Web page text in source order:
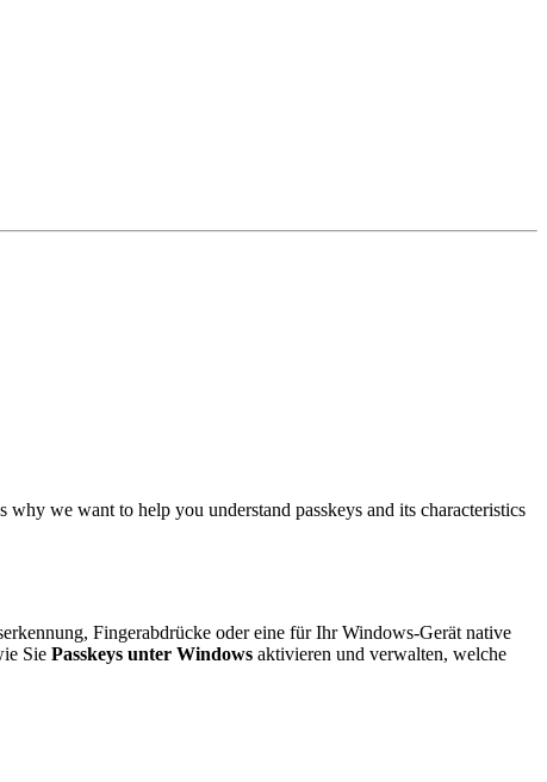
we want to help you understand passkeys and its characteristics
Fingerabdrücke oder eine für Ihr Windows-Gerät native
Sie Passkeys unter Windows aktivieren und verwalten, welche